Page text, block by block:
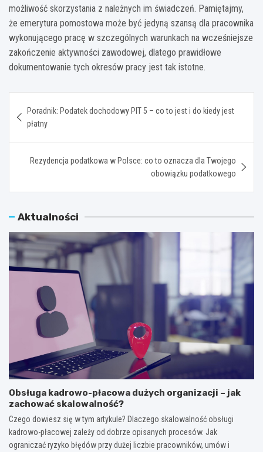
możliwość skorzystania z należnych im świadczeń. Pamiętajmy,
że emerytura pomostowa może być jedyną szansą dla pracownika
wykonującego pracę w szczególnych warunkach na wcześniejsze
zakończenie aktywności zawodowej, dlatego prawidłowe
dokumentowanie tych okresów pracy jest tak istotne.
wpisu
Poradnik: Podatek dochodowy PIT 5 – co to jest i do kiedy jest
płatny
Rezydencja podatkowa w Polsce: co to oznacza dla Twojego
obowiązku podatkowego
Aktualności
Obsługa kadrowo-płacowa dużych organizacji – jak
zachować skalowalność?
Czego dowiesz się w tym artykule? Dlaczego skalowalność obsługi
kadrowo-płacowej zależy od dobrze opisanych procesów. Jak
ograniczać ryzyko błędów przy dużej liczbie pracowników, umów i